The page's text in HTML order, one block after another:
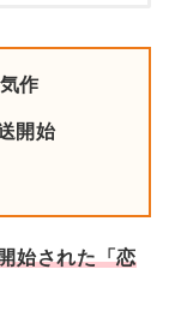
作
開始
始された「恋